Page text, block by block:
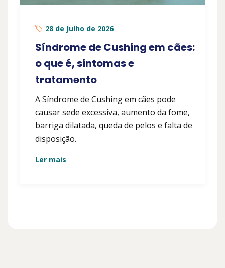
28 de Julho de 2026
Síndrome de Cushing em cães:
o que é, sintomas e
tratamento
A Síndrome de Cushing em cães pode
causar sede excessiva, aumento da fome,
barriga dilatada, queda de pelos e falta de
disposição.
Ler mais